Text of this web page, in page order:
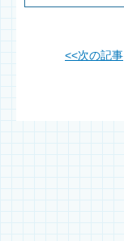
<<次の記事